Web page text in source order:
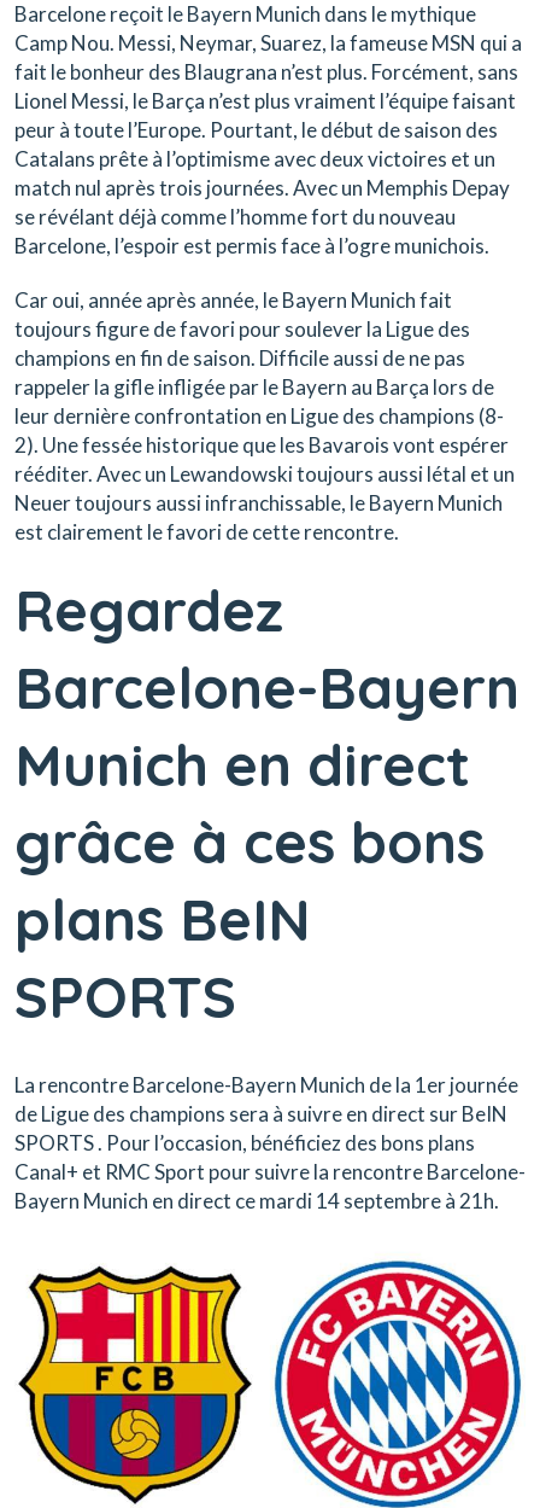
Barcelone reçoit le Bayern Munich dans le mythique
Camp Nou. Messi, Neymar, Suarez, la fameuse MSN qui a
fait le bonheur des Blaugrana n’est plus. Forcément, sans
Lionel Messi, le Barça n’est plus vraiment l’équipe faisant
peur à toute l’Europe. Pourtant, le début de saison des
Catalans prête à l’optimisme avec deux victoires et un
match nul après trois journées. Avec un Memphis Depay
se révélant déjà comme l’homme fort du nouveau
Barcelone, l’espoir est permis face à l’ogre munichois.
Car oui, année après année, le Bayern Munich fait
toujours figure de favori pour soulever la Ligue des
champions en fin de saison. Difficile aussi de ne pas
rappeler la gifle infligée par le Bayern au Barça lors de
leur dernière confrontation en Ligue des champions (8-
2). Une fessée historique que les Bavarois vont espérer
rééditer. Avec un Lewandowski toujours aussi létal et un
Neuer toujours aussi infranchissable, le Bayern Munich
est clairement le favori de cette rencontre.
Regardez
Barcelone-Bayern
Munich en direct
grâce à ces bons
plans BeIN
SPORTS
La rencontre Barcelone-Bayern Munich de la 1er journée
de Ligue des champions sera à suivre en direct surBeIN
SPORTS. Pour l’occasion, bénéficiez des bons plans
Canal+ et RMC Sport pour suivre la rencontre Barcelone-
Bayern Munich en direct ce mardi 14 septembre à 21h.